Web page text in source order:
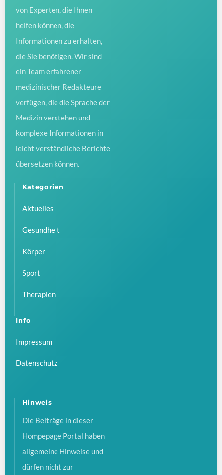
von Experten, die Ihnen
helfen können, die
Informationen zu erhalten,
die Sie benötigen. Wir sind
ein Team erfahrener
medizinischer Redakteure
verfügen, die die Sprache der
Medizin verstehen und
komplexe Informationen in
leicht verständliche Berichte
übersetzen können.
Kategorien
Aktuelles
Gesundheit
Körper
Sport
Therapien
Info
Impressum
Datenschutz
Hinweis
Die Beiträge in dieser
Hompepage Portal haben
allgemeine Hinweise und
dürfen nicht zur